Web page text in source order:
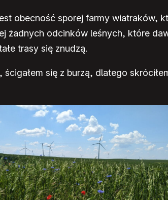
obecność sporej farmy wiatraków,
żadnych odcinków leśnych, które
trasy się znudzą.
się z burzą, dlatego